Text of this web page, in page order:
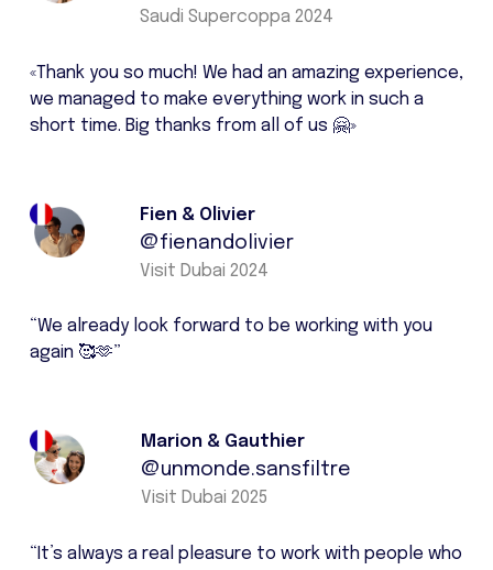
Saudi Supercoppa 2024
«Thank you so much! We had an amazing experience,
we managed to make everything work in such a
short time. Big thanks from all of us 🤗»
Fien & Olivier
@fienandolivier
Visit Dubai 2024
“We already look forward to be working with you
again 🥰🫶”
Marion & Gauthier
@unmonde.sansfiltre
Visit Dubai 2025
“It’s always a real pleasure to work with people who